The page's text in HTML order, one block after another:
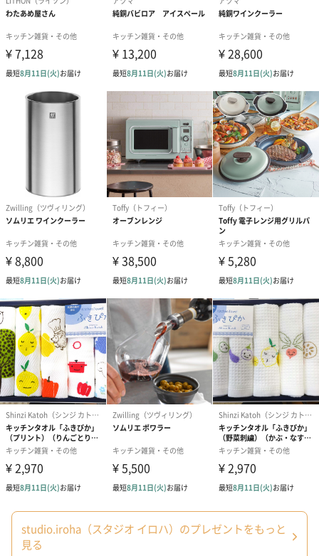
フォント1（0円） フォント2（0円） フォント3（0
未記入は空白で対応
御祝（275円） 寿（275円） 御出産御祝（
studio.iroha（スタジオ イロハ）のプレゼントをもっと
見る